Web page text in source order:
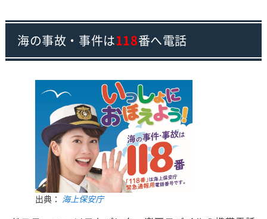
海の事故・事件は118番へ電話
出典： 海上保安庁